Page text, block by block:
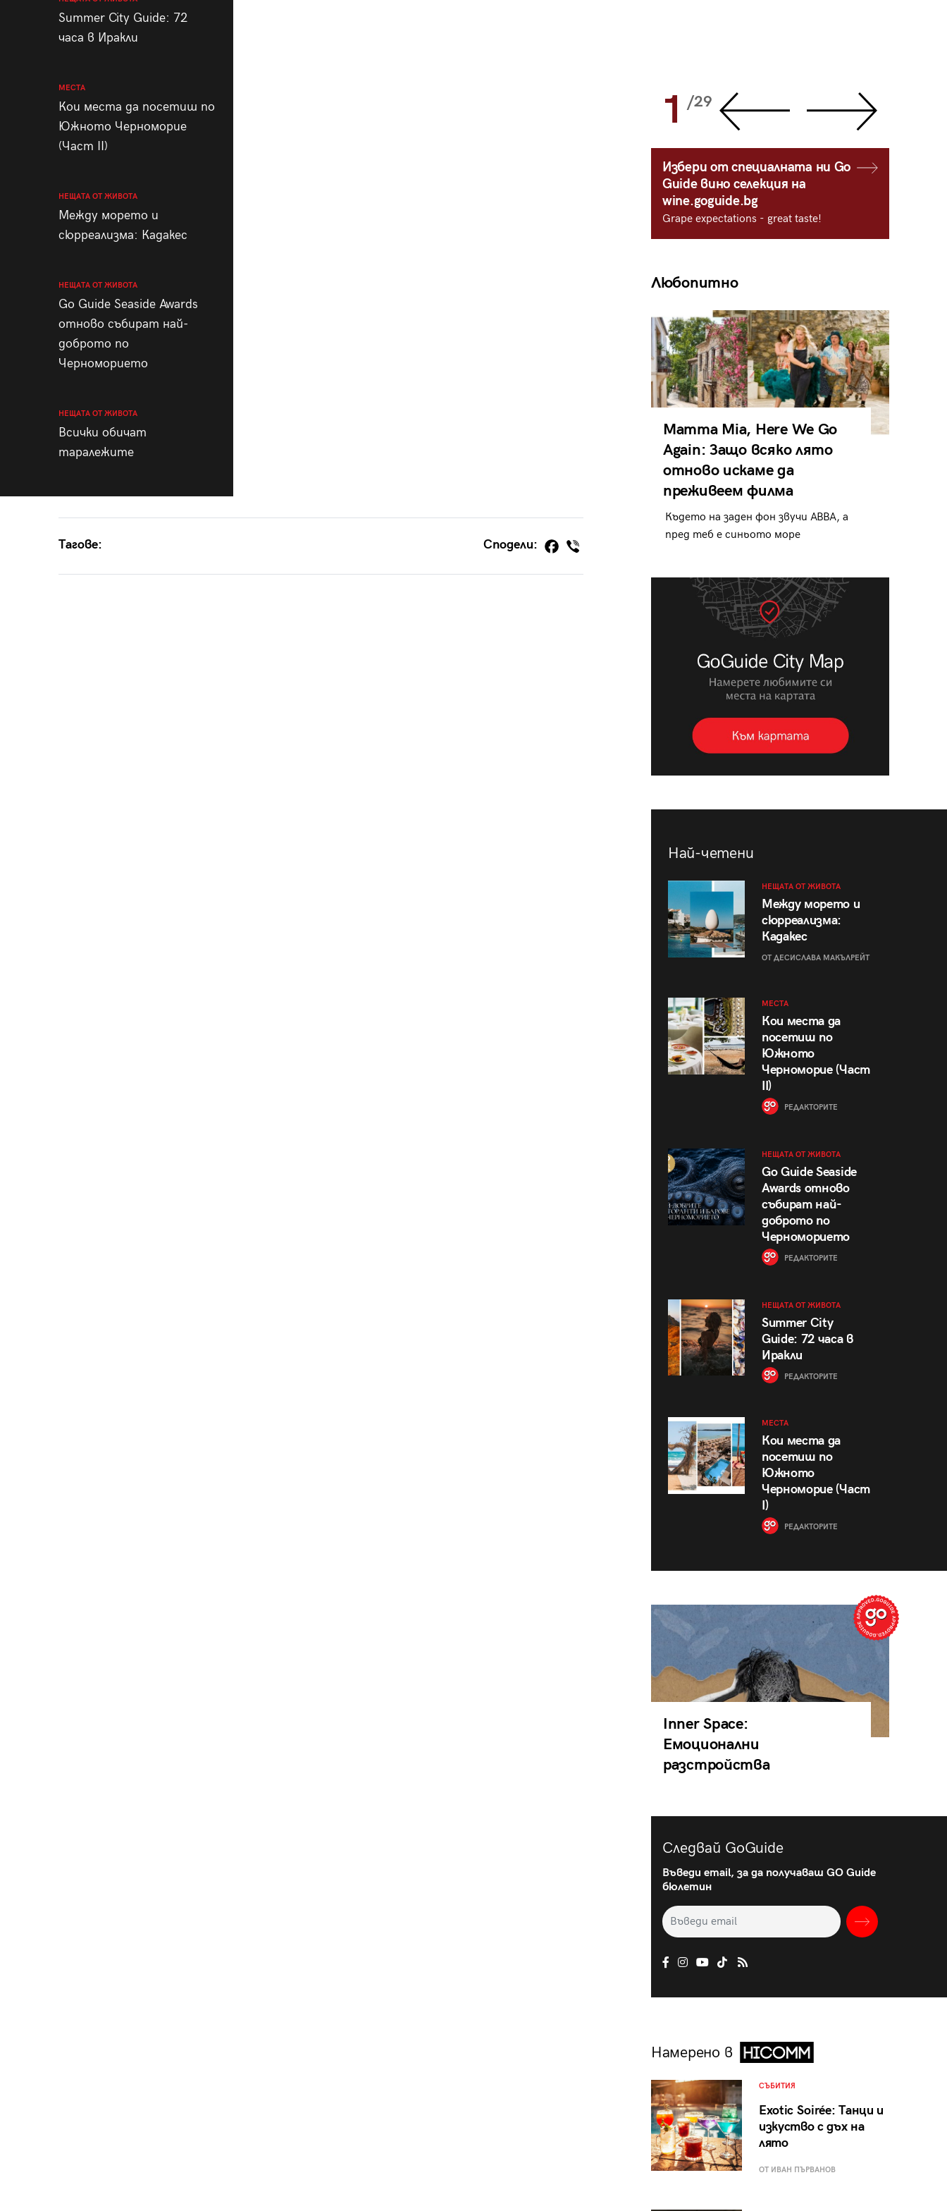
Summer City Guide: 72
часа в Иракли
МЕСТА
Кои места да посетиш по
Южното Черноморие
(Част II)
НЕЩАТА ОТ ЖИВОТА
Между морето и
сюрреализма: Кадакес
НЕЩАТА ОТ ЖИВОТА
Go Guide Seaside Awards
отново събират най-
доброто по
Черноморието
НЕЩАТА ОТ ЖИВОТА
Всички обичат
таралежите
Тагове: Сподели:
28/29 1 /29
Избери от специалната ни Go
Guide вино селекция на
wine.goguide.bg
Grape expectations - great taste!
Любопитно
Mamma Mia, Here We Go
Again: Защо всяко лято
отново искаме да
преживеем филма
Където на заден фон звучи ABBA, а
пред теб е синьото море
Най-четени
НЕЩАТА ОТ ЖИВОТА
Между морето и
сюрреализма:
Кадакес
ОТ ДЕСИСЛАВА МАКЪЛРЕЙТ
МЕСТА
Кои места да
посетиш по
Южното
Черноморие (Част
II)
РЕДАКТОРИТЕ
НЕЩАТА ОТ ЖИВОТА
Go Guide Seaside
Awards отново
събират най-
доброто по
Черноморието
РЕДАКТОРИТЕ
НЕЩАТА ОТ ЖИВОТА
Summer City
Guide: 72 часа в
Иракли
РЕДАКТОРИТЕ
МЕСТА
Кои места да
посетиш по
Южното
Черноморие (Част
I)
РЕДАКТОРИТЕ
Inner Space:
Емоционални
разстройства
Следвай GoGuide
Въведи email, за да получаваш GO Guide
бюлетин
Намерено в
СЪБИТИЯ
Exotic Soirée: Танци и
изкуство с дъх на
лято
ОТ ИВАН ПЪРВАНОВ